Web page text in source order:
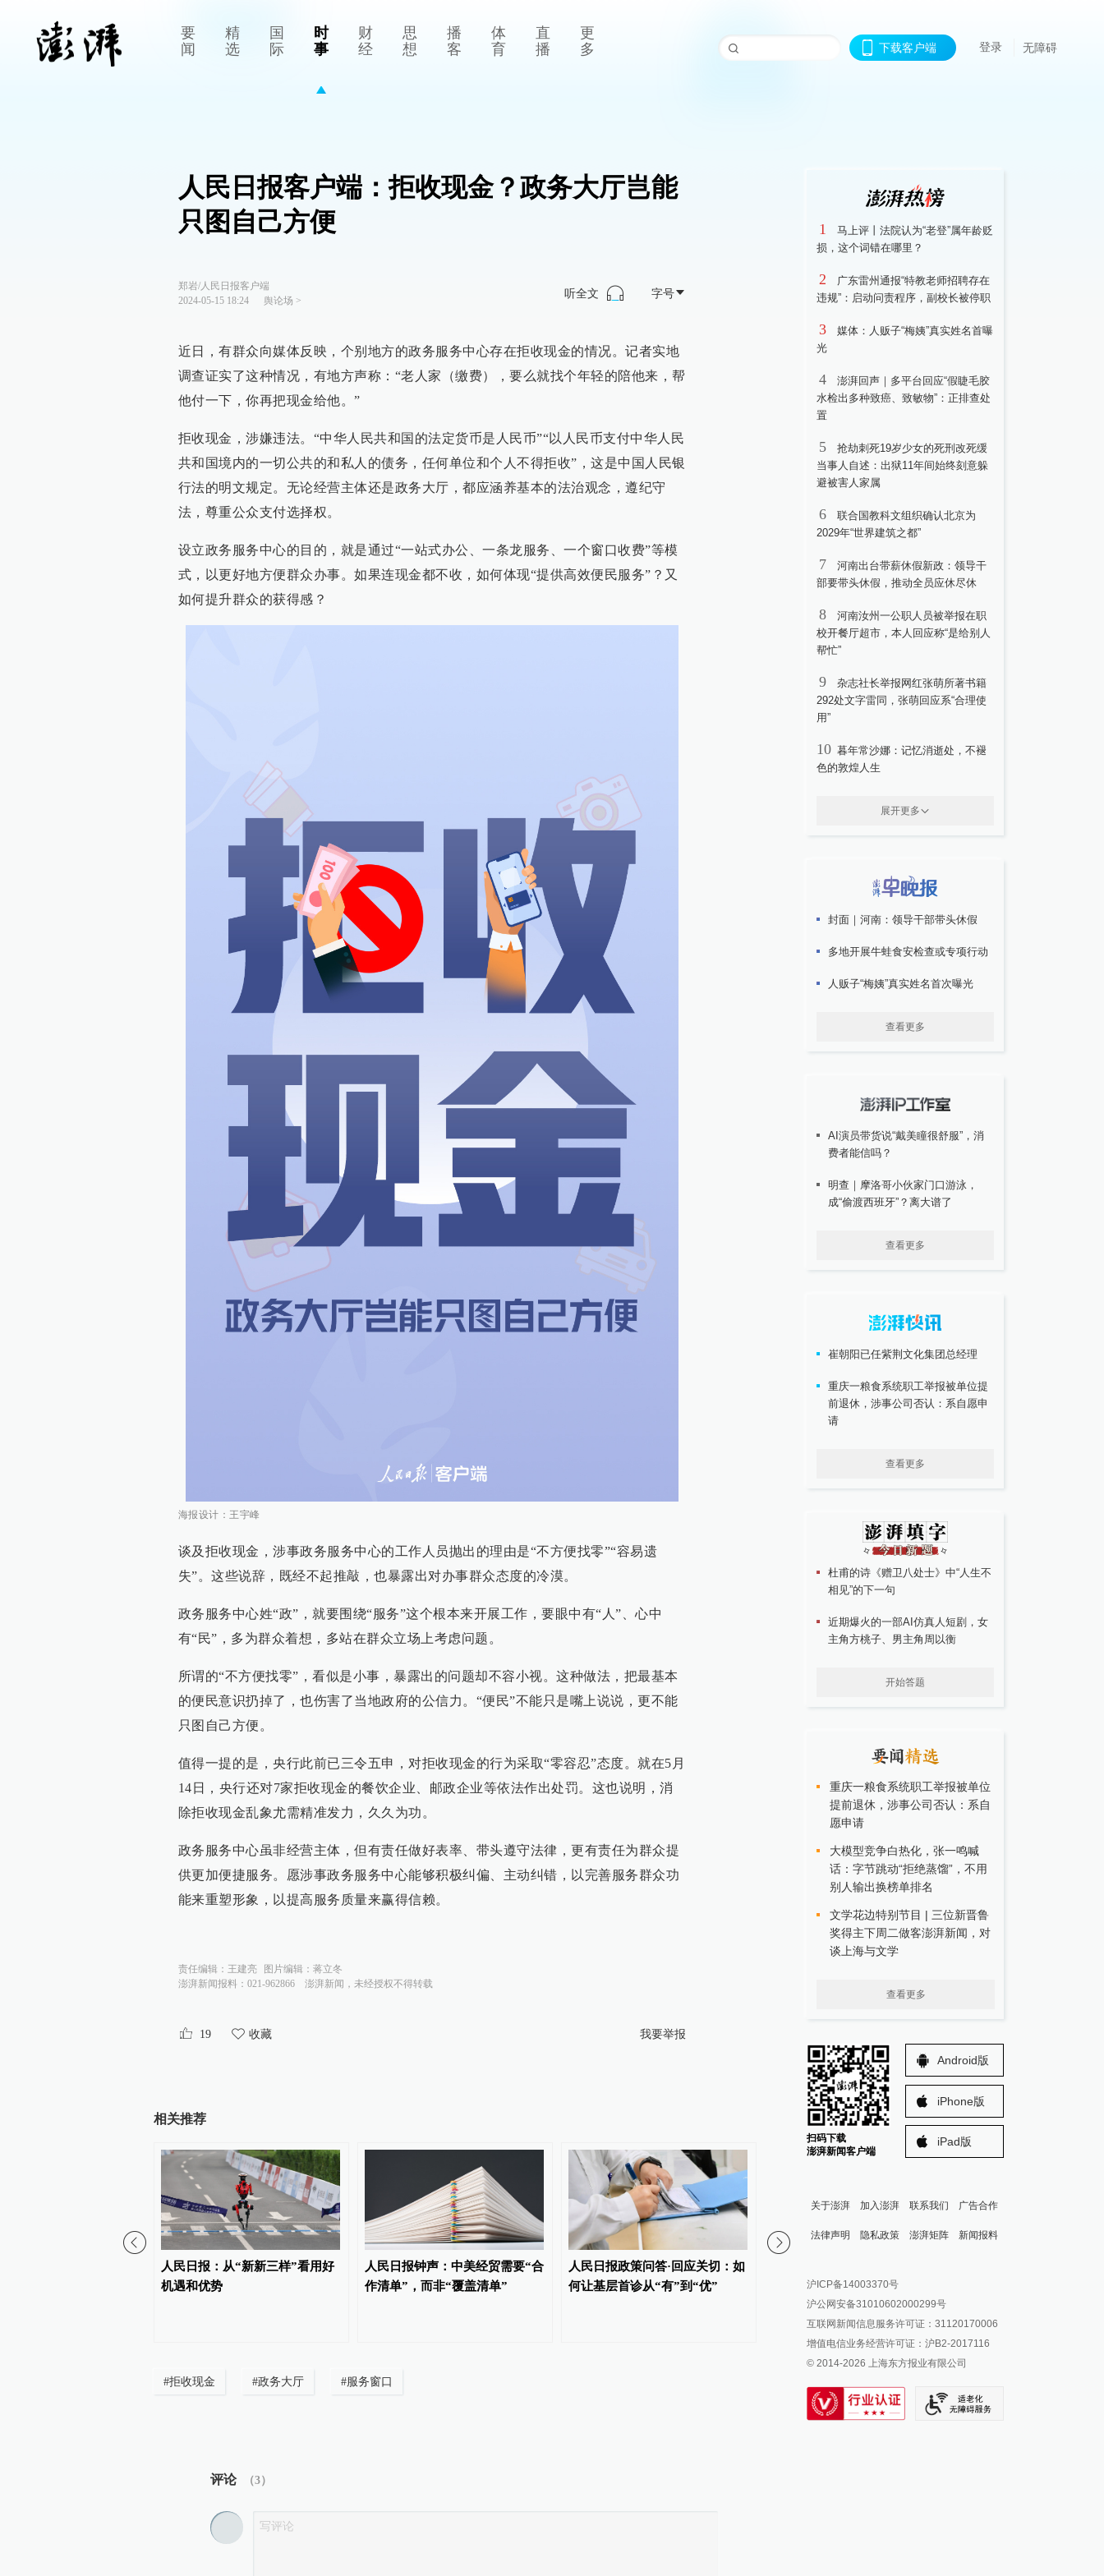
要
闻
精
选
国
际
时
事
财
经
思
想
播
客
体
育
直
播
更
多
下载客户端 登录 无障碍
人民日报客户端：拒收现金？政务大厅岂能
只图自己方便
郑岩/人民日报客户端
2024-05-15 18:24
舆论场 >
听全文 字号
近日，有群众向媒体反映，个别地方的政务服务中心存在拒收现金的情况。记者实地
调查证实了这种情况，有地方声称：“老人家（缴费），要么就找个年轻的陪他来，帮
他付一下，你再把现金给他。”
拒收现金，涉嫌违法。“中华人民共和国的法定货币是人民币”“以人民币支付中华人民
共和国境内的一切公共的和私人的债务，任何单位和个人不得拒收”，这是中国人民银
行法的明文规定。无论经营主体还是政务大厅，都应涵养基本的法治观念，遵纪守
法，尊重公众支付选择权。
设立政务服务中心的目的，就是通过“一站式办公、一条龙服务、一个窗口收费”等模
式，以更好地方便群众办事。如果连现金都不收，如何体现“提供高效便民服务”？又
如何提升群众的获得感？
海报设计：王宇峰
谈及拒收现金，涉事政务服务中心的工作人员抛出的理由是“不方便找零”“容易遗
失”。这些说辞，既经不起推敲，也暴露出对办事群众态度的冷漠。
政务服务中心姓“政”，就要围绕“服务”这个根本来开展工作，要眼中有“人”、心中
有“民”，多为群众着想，多站在群众立场上考虑问题。
所谓的“不方便找零”，看似是小事，暴露出的问题却不容小视。这种做法，把最基本
的便民意识扔掉了，也伤害了当地政府的公信力。“便民”不能只是嘴上说说，更不能
只图自己方便。
值得一提的是，央行此前已三令五申，对拒收现金的行为采取“零容忍”态度。就在5月
14日，央行还对7家拒收现金的餐饮企业、邮政企业等依法作出处罚。这也说明，消
除拒收现金乱象尤需精准发力，久久为功。
政务服务中心虽非经营主体，但有责任做好表率、带头遵守法律，更有责任为群众提
供更加便捷服务。愿涉事政务服务中心能够积极纠偏、主动纠错，以完善服务群众功
能来重塑形象，以提高服务质量来赢得信赖。
责任编辑： 王建亮 图片编辑： 蒋立冬
澎湃新闻报料：021-962866
澎湃新闻，未经授权不得转载
19 收藏 我要举报
相关推荐
人民日报：从“新新三样”看用好
机遇和优势
人民日报钟声：中美经贸需要“合
作清单”，而非“覆盖清单”
人民日报政策问答·回应关切：如
何让基层首诊从“有”到“优”
掌握历史主动——以高质量发展
全面推进中国式现代化的实践思
#拒收现金 #政务大厅 #服务窗口
评论 （3）
1
马上评丨法院认为“老登”属年龄贬
损，这个词错在哪里？
2
广东雷州通报“特教老师招聘存在
违规”：启动问责程序，副校长被停职
3
媒体：人贩子“梅姨”真实姓名首曝
光
4
澎湃回声｜多平台回应“假睫毛胶
水检出多种致癌、致敏物”：正排查处
置
5
抢劫刺死19岁少女的死刑改死缓
当事人自述：出狱11年间始终刻意躲
避被害人家属
6
联合国教科文组织确认北京为
2029年“世界建筑之都”
7
河南出台带薪休假新政：领导干
部要带头休假，推动全员应休尽休
8
河南汝州一公职人员被举报在职
校开餐厅超市，本人回应称“是给别人
帮忙”
9
杂志社长举报网红张萌所著书籍
292处文字雷同，张萌回应系“合理使
用”
10 暮年常沙娜：记忆消逝处，不褪
色的敦煌人生
展开更多
封面｜河南：领导干部带头休假
多地开展牛蛙食安检查或专项行动
人贩子“梅姨”真实姓名首次曝光
查看更多
AI演员带货说“戴美瞳很舒服”，消
费者能信吗？
明查｜摩洛哥小伙家门口游泳，
成“偷渡西班牙”？离大谱了
查看更多
崔朝阳已任紫荆文化集团总经理
重庆一粮食系统职工举报被单位提
前退休，涉事公司否认：系自愿申
请
查看更多
杜甫的诗《赠卫八处士》中“人生不
相见”的下一句
近期爆火的一部AI仿真人短剧，女
主角方桃子、男主角周以衡
开始答题
重庆一粮食系统职工举报被单位
提前退休，涉事公司否认：系自
愿申请
大模型竞争白热化，张一鸣喊
话：字节跳动“拒绝蒸馏”，不用
别人输出换榜单排名
文学花边特别节目 | 三位新晋鲁
奖得主下周二做客澎湃新闻，对
谈上海与文学
查看更多
扫码下载
澎湃新闻客户端
Android版
iPhone版
iPad版
关于澎湃 加入澎湃 联系我们 广告合作
法律声明 隐私政策 澎湃矩阵
澎湃新闻公众号
澎湃新闻抖音号
派生万物开放平台
IP SHANGHAI
SIXTH TONE
新闻报料
报料邮箱: news@thepaper.cn
沪ICP备14003370号
沪公网安备31010602000299号
互联网新闻信息服务许可证：31120170006
增值电信业务经营许可证：沪B2-2017116
© 2014-2026 上海东方报业有限公司